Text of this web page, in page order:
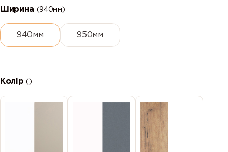
Ширина (940мм)
940мм 950мм
Колір()